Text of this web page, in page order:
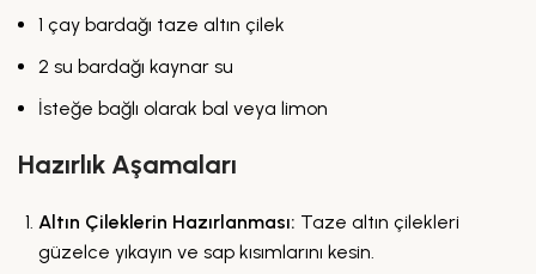
1 çay bardağı taze altın çilek
2 su bardağı kaynar su
İsteğe bağlı olarak bal veya limon
Hazırlık Aşamaları
Altın Çileklerin Hazırlanması: Taze altın çilekleri
güzelce yıkayın ve sap kısımlarını kesin.